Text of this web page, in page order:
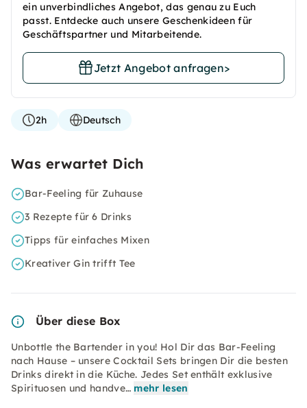
ein unverbindliches Angebot, das genau zu Euch
passt. Entdecke auch unsere Geschenkideen für
Geschäftspartner und Mitarbeitende.
Jetzt Angebot anfragen>
2h Deutsch
Was erwartet Dich
Bar-Feeling für Zuhause
3 Rezepte für 6 Drinks
Tipps für einfaches Mixen
Kreativer Gin trifft Tee
Über diese Box
Unbottle the Bartender in you! Hol Dir das Bar-Feeling
nach Hause – unsere Cocktail Sets bringen Dir die besten
Drinks direkt in die Küche. Jedes Set enthält exklusive
Spirituosen und handve… mehr lesen